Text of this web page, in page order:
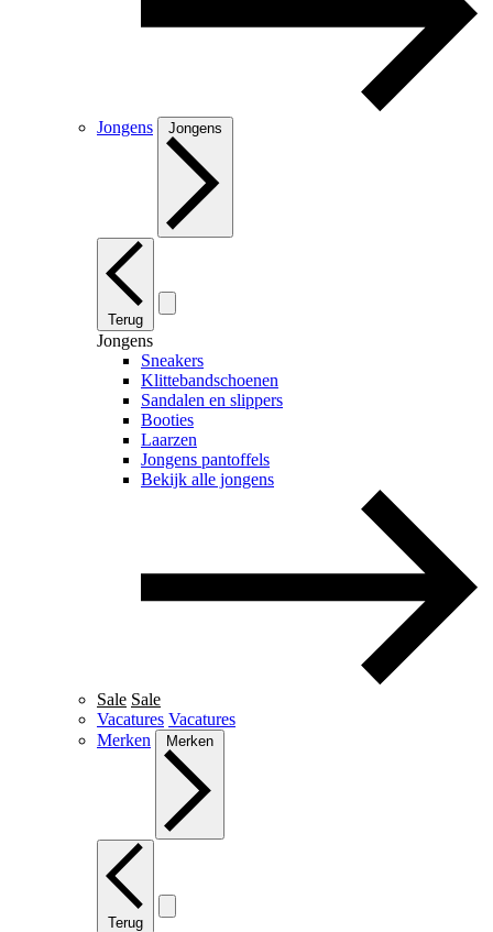
Jongens Jongens
Terug
Jongens
Sneakers
Klittebandschoenen
Sandalen en slippers
Booties
Laarzen
Jongens pantoffels
Bekijk alle jongens
Sale Sale
Vacatures Vacatures
Merken
Merken
Terug